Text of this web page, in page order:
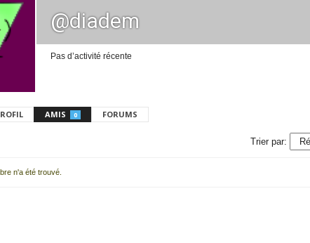
@diadem
Pas d’activité récente
AMIS 0 FORUMS
Trier par:
n'a été trouvé.